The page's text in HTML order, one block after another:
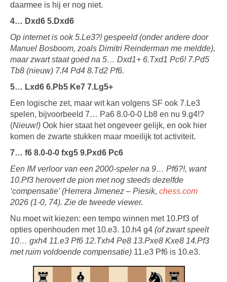
daarmee is hij er nog niet.
4… Dxd6 5.Dxd6
Op internet is ook 5.Le3?! gespeeld (onder andere door
Manuel Bosboom, zoals Dimitri Reinderman me meldde),
maar zwart staat goed na 5… Dxd1+ 6.Txd1 Pc6! 7.Pd5
Tb8 (nieuw) 7.f4 Pd4 8.Td2 Pf6.
5… Lxd6 6.Pb5 Ke7 7.Lg5+
Een logische zet, maar wit kan volgens SF ook 7.Le3
spelen, bijvoorbeeld 7… Pa6 8.0-0-0 Lb8 en nu 9.g4!?
(Nieuw!) Ook hier staat het ongeveer gelijk, en ook hier
komen de zwarte stukken maar moeilijk tot activiteit.
7… f6 8.0-0-0 fxg5 9.Pxd6 Pc6
Een IM verloor van een 2000-speler na 9… Pf6?!, want
10.Pf3 herovert de pion met nog steeds dezelfde
‘compensatie’ (Herrera Jimenez – Piesik, chess.com
2026 (1-0, 74). Zie de tweede viewer.
Nu moet wit kiezen: een tempo winnen met 10.Pf3 of
opties openhouden met 10.e3. 10.h4 g4 (of zwart speelt
10… gxh4 11.e3 Pf6 12.Txh4 Pe8 13.Pxe8 Kxe8 14.Pf3
met ruim voldoende compensatie) 11.e3 Pf6 is 10.e3.